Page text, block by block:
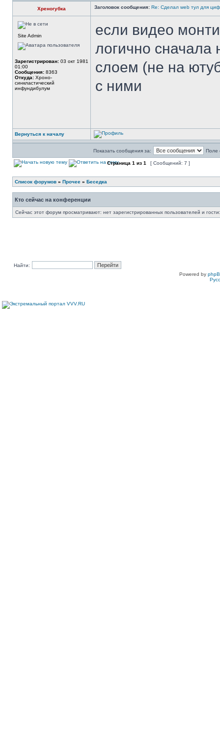
Хреногубка Заголовок сообщения: Re: Сделал web тул для
Site Admin
Зарегистрирован: 03 окт 1981
01:00
Сообщения: 8363
Откуда: Xроно-
синкластический
инфундибулум
если видео
логично
слоем (не на
с ними
Вернуться к началу
Показать сообщения за: Поле
Страница 1 из 1 [ Сообщений: 7 ]
Список форумов » Прочее » Беседка
Кто сейчас на конференции
Сейчас этот форум просматривают: нет зарегистрированных пользователей и
Найти:
Powered by